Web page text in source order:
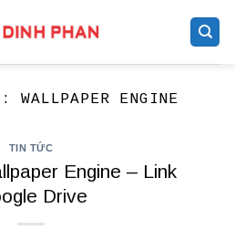
WALLPAPER ENGINE
TIN TỨC
Engine – Link
Drive